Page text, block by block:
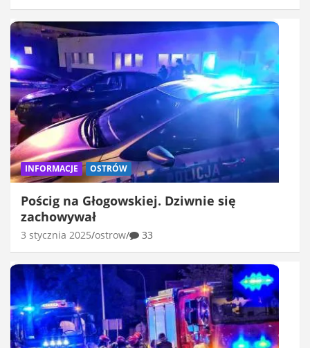
INFORMACJE OSTRÓW
Pościg na Głogowskiej. Dziwnie się
zachowywał
3 stycznia 2025 ostrow 33